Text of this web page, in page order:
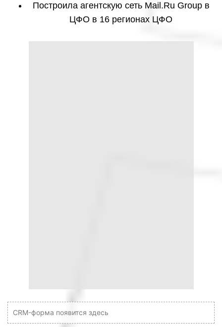
Построила агентскую сеть Mail.Ru Group в
ЦФО в 16 регионах ЦФО
CRM-форма появится здесь